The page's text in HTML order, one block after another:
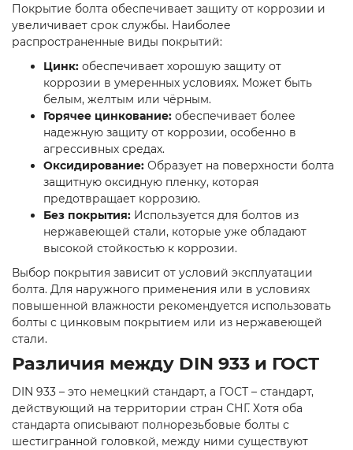
Покрытие болта обеспечивает защиту от коррозии и
увеличивает срок службы. Наиболее
распространенные виды покрытий:
Цинк: обеспечивает хорошую защиту от
коррозии в умеренных условиях. Может быть
белым, желтым или чёрным.
Горячее цинкование: обеспечивает более
надежную защиту от коррозии, особенно в
агрессивных средах.
Оксидирование: Образует на поверхности болта
защитную оксидную пленку, которая
предотвращает коррозию.
Без покрытия: Используется для болтов из
нержавеющей стали, которые уже обладают
высокой стойкостью к коррозии.
Выбор покрытия зависит от условий эксплуатации
болта. Для наружного применения или в условиях
повышенной влажности рекомендуется использовать
болты с цинковым покрытием или из нержавеющей
стали.
Различия между DIN 933 и ГОСТ
DIN 933 – это немецкий стандарт, а ГОСТ – стандарт,
действующий на территории стран СНГ. Хотя оба
стандарта описывают полнорезьбовые болты с
шестигранной головкой, между ними существуют